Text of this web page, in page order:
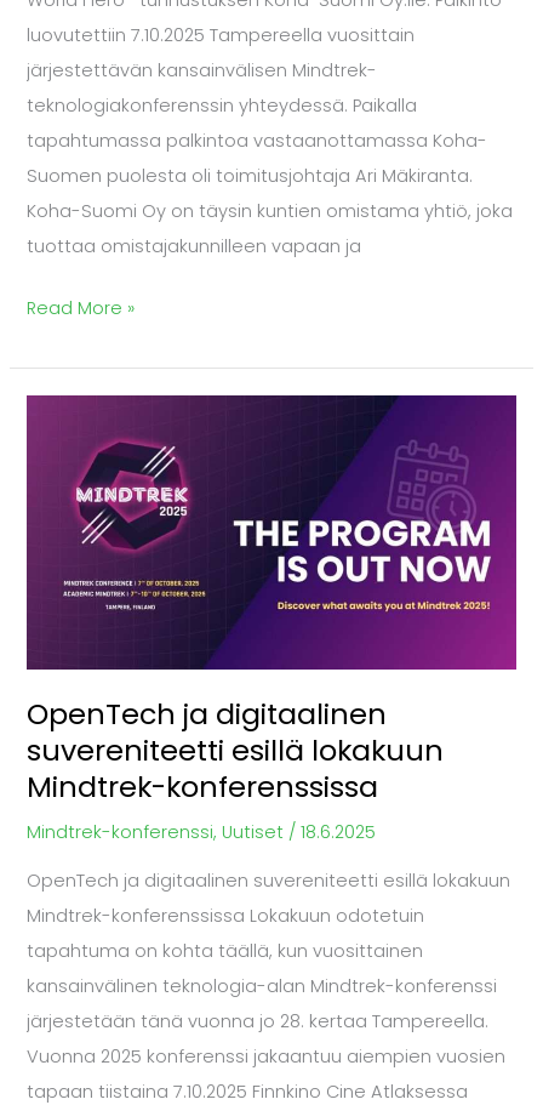
luovutettiin 7.10.2025 Tampereella vuosittain
järjestettävän kansainvälisen Mindtrek-
teknologiakonferenssin yhteydessä. Paikalla
tapahtumassa palkintoa vastaanottamassa Koha-
Suomen puolesta oli toimitusjohtaja Ari Mäkiranta.
Koha-Suomi Oy on täysin kuntien omistama yhtiö, joka
tuottaa omistajakunnilleen vapaan ja
Read More »
OpenTech ja digitaalinen
suvereniteetti esillä lokakuun
Mindtrek-konferenssissa
Mindtrek-konferenssi, Uutiset /18.6.2025
OpenTech ja digitaalinen suvereniteetti esillä lokakuun
Mindtrek-konferenssissa Lokakuun odotetuin
tapahtuma on kohta täällä, kun vuosittainen
kansainvälinen teknologia-alan Mindtrek-konferenssi
järjestetään tänä vuonna jo 28. kertaa Tampereella.
Vuonna 2025 konferenssi jakaantuu aiempien vuosien
tapaan tiistaina 7.10.2025 Finnkino Cine Atlaksessa
digitaalinen
suvereniteetti
lokakuun